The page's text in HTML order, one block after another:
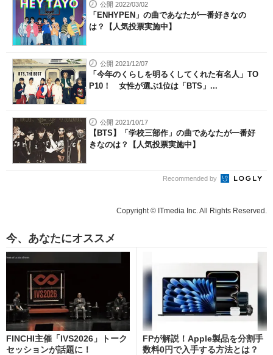
公開 2022/03/02
「ENHYPEN」の曲であなたが一番好きなの
は？【人気投票実施中】
公開 2021/12/07
「今年のくらしを明るくしてくれた有名人」TO
P10！ 女性が選ぶ1位は「BTS」...
公開 2021/10/17
【BTS】「学校三部作」の曲であなたが一番好
きなのは？【人気投票実施中】
Recommended by
Copyright © ITmedia Inc. All Rights Reserved.
今、あなたにオススメ
FINCHI主催「IVS2026」トーク
セッションが話題に！
FPが解説！Apple製品を分割手
数料0円で入手する方法とは？